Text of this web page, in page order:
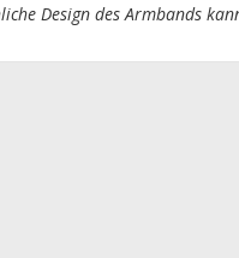
Design des Armbands